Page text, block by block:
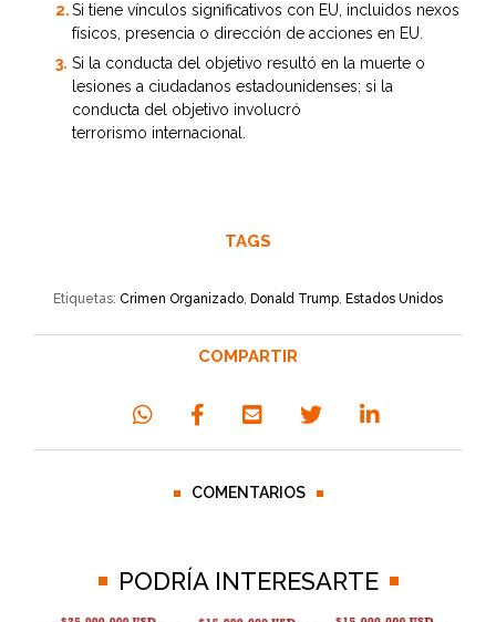
Si tiene vínculos significativos con EU, incluidos nexos
físicos, presencia o dirección de acciones en EU.
Si la conducta del objetivo resultó en la muerte o
lesiones a ciudadanos estadounidenses; si la
conducta del objetivo involucró
terrorismo internacional.
TAGS
Etiquetas: Crimen Organizado, Donald Trump, Estados Unidos
COMPARTIR
COMENTARIOS
PODRÍA INTERESARTE